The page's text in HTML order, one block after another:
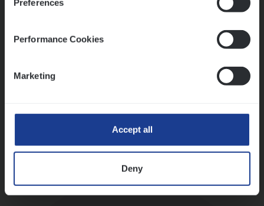
Preferences
Performance Cookies
Marketing
Accept all
Deny
versterken
humor
werk
Ons sollicitatieproces